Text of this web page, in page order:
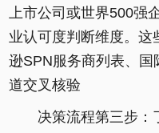
上市公司或世界500强
业认可度判断维度。这
逊SPN服务商列表、
道交叉核验
决策流程第三步：